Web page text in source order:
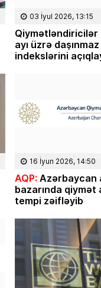
03 İyul 2026, 13:15
Qiymətləndiricilər
ayı üzrə
indekslərini
16 İyun 2026, 14:50
AQP: Azərbaycan
bazarında qiymət
tempi zəifləyib